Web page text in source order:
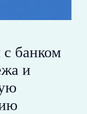
с банком
и